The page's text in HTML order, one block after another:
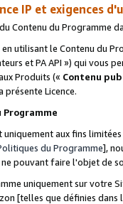
IP et exigences
Contenu du Programme
en utilisant le Contenu du
et PA API ») qui vous
Produits (« Contenu
Licence.
Programme
uniquement aux fins
du Programme],
pouvant faire l'objet de
uniquement sur votre
[telles que définies dans